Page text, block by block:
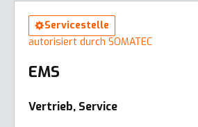
Servicestelle
autorisiert durch SOMATEC
EMS
Vertrieb, Service